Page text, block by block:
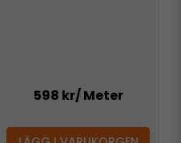
598 kr/ Meter